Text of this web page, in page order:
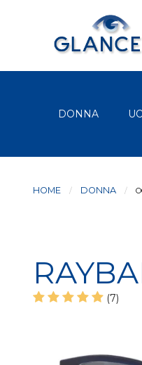
DONNA
HOME DONNA
(7)